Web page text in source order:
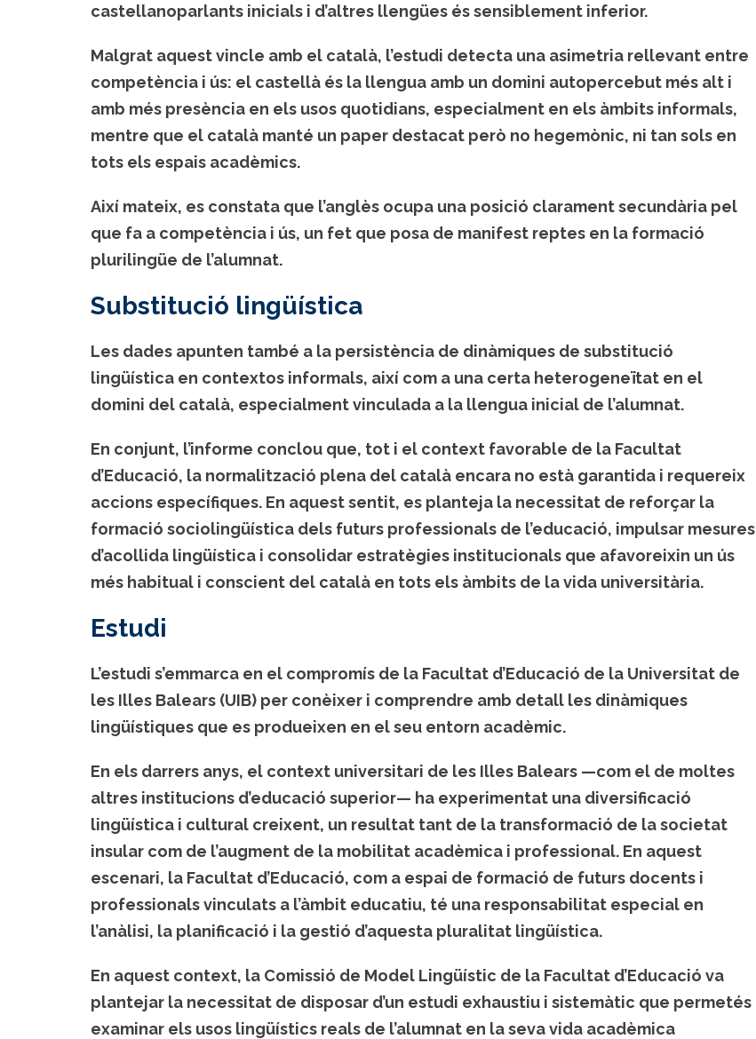
castellanoparlants inicials i d’altres llengües és sensiblement inferior.
Malgrat aquest vincle amb el català, l’estudi detecta una asimetria rellevant entre
competència i ús: el castellà és la llengua amb un domini autopercebut més alt i
amb més presència en els usos quotidians, especialment en els àmbits informals,
mentre que el català manté un paper destacat però no hegemònic, ni tan sols en
tots els espais acadèmics.
Així mateix, es constata que l’anglès ocupa una posició clarament secundària pel
que fa a competència i ús, un fet que posa de manifest reptes en la formació
plurilingüe de l’alumnat.
Substitució lingüística
Les dades apunten també a la persistència de dinàmiques de substitució
lingüística en contextos informals, així com a una certa heterogeneïtat en el
domini del català, especialment vinculada a la llengua inicial de l’alumnat.
En conjunt, l’informe conclou que, tot i el context favorable de la Facultat
d’Educació, la normalització plena del català encara no està garantida i requereix
accions específiques. En aquest sentit, es planteja la necessitat de reforçar la
formació sociolingüística dels futurs professionals de l’educació, impulsar mesures
d’acollida lingüística i consolidar estratègies institucionals que afavoreixin un ús
més habitual i conscient del català en tots els àmbits de la vida universitària.
Estudi
L’estudi s’emmarca en el compromís de la Facultat d’Educació de la Universitat de
les Illes Balears (UIB) per conèixer i comprendre amb detall les dinàmiques
lingüístiques que es produeixen en el seu entorn acadèmic.
En els darrers anys, el context universitari de les Illes Balears —com el de moltes
altres institucions d’educació superior— ha experimentat una diversificació
lingüística i cultural creixent, un resultat tant de la transformació de la societat
insular com de l’augment de la mobilitat acadèmica i professional. En aquest
escenari, la Facultat d’Educació, com a espai de formació de futurs docents i
professionals vinculats a l’àmbit educatiu, té una responsabilitat especial en
l’anàlisi, la planificació i la gestió d’aquesta pluralitat lingüística.
En aquest context, la Comissió de Model Lingüístic de la Facultat d’Educació va
plantejar la necessitat de disposar d’un estudi exhaustiu i sistemàtic que permetés
examinar els usos lingüístics reals de l’alumnat en la seva vida acadèmica